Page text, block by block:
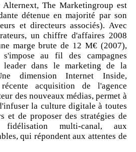
Alternext, The Marketingroup est
détenue en majorité par son
et directeurs associés). Avec
un chiffre d'affaires 2008
marge brute de 12 M€ (2007),
au fil des campagnes
leader dans le marketing de la
dimension Internet Inside,
acquisition de l'agence
des nouveaux médias, permet à
la culture digitale à toutes
et de proposer des stratégies de
multi-canal, aux
qui répondent aux attentes de